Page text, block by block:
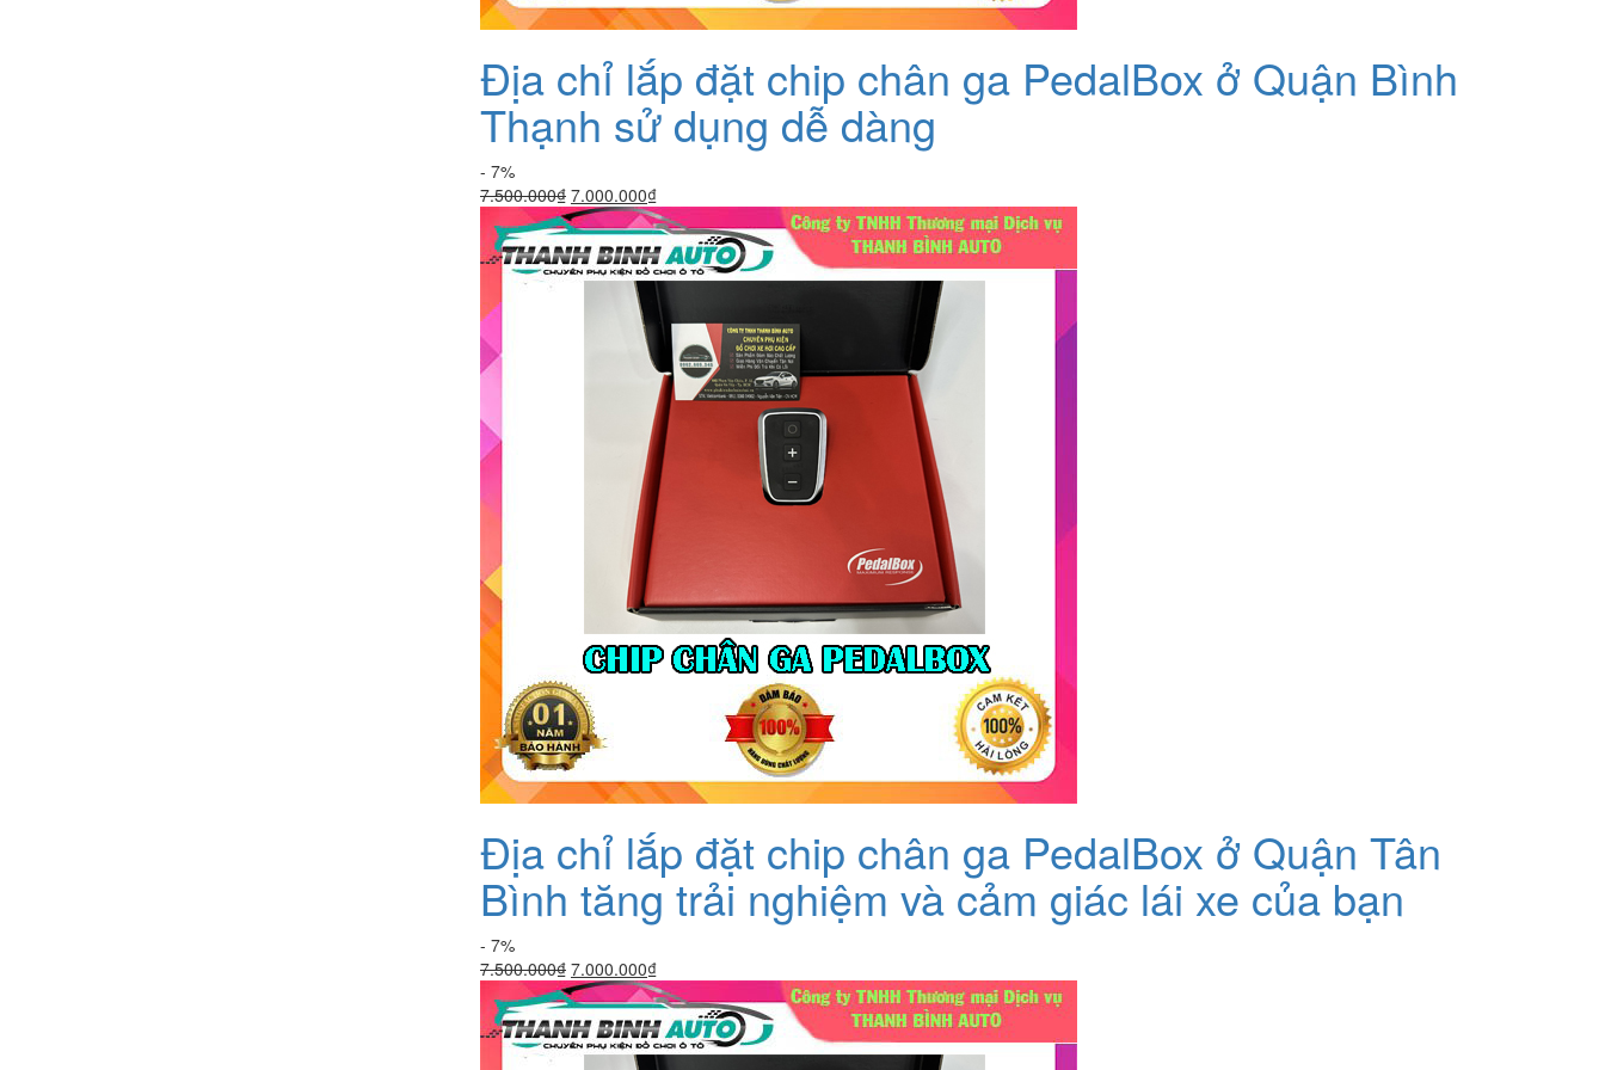
Địa chỉ lắp đặt chip chân ga PedalBox ở Quận Bình
Thạnh sử dụng dễ dàng
- 7%
7.500.000₫ Giá
gốc
là:
7.500.000₫.
7.000.000₫Giá
hiện
tại
là:
7.000.000₫.
Địa chỉ lắp đặt chip chân ga PedalBox ở Quận Tân
Bình tăng trải nghiệm và cảm giác lái xe của bạn
- 7%
7.500.000₫ Giá
gốc
là:
7.500.000₫.
7.000.000₫Giá
hiện
tại
là:
7.000.000₫.